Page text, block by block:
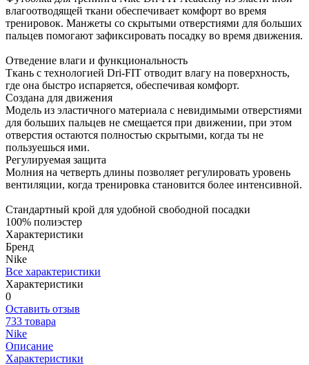
влагоотводящей ткани обеспечивает комфорт во время
тренировок. Манжеты со скрытыми отверстиями для больших
пальцев помогают зафиксировать посадку во время движения.
Отведение влаги и функциональность
Ткань с технологией Dri-FIT отводит влагу на поверхность,
где она быстро испаряется, обеспечивая комфорт.
Создана для движения
Модель из эластичного материала с невидимыми отверстиями
для больших пальцев не смещается при движении, при этом
отверстия остаются полностью скрытыми, когда ты не
пользуешься ими.
Регулируемая защита
Молния на четверть длины позволяет регулировать уровень
вентиляции, когда тренировка становится более интенсивной.
Стандартный крой для удобной свободной посадки
100% полиэстер
Характеристики
Бренд
Nike
Все характеристики
Характеристики
0
Оставить отзыв
733 товара
Nike
Описание
Характеристики